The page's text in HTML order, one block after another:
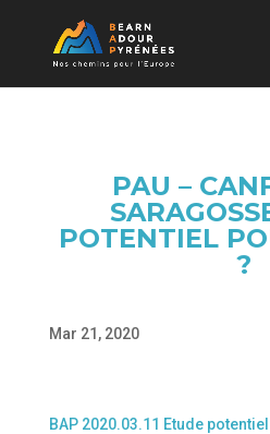
PAU –
POTENTIEL
?
Mar 21, 2020
BAP 2020.03.11 Etude